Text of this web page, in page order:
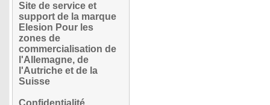
Site de service et
support de la marque
Elesion Pour les
zones de
commercialisation de
l'Allemagne, de
l'Autriche et de la
Suisse
Confidentialité